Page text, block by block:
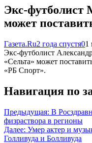
Экс-футболист
может
Газета.Ru2 года спустя01
Экс-футболист
«Сельта» может
«РБ Спорт».
Навигация по
Предыдущая: В
физраствора в регионы
Далее: Умер актер и
Голливуда и Болливуда